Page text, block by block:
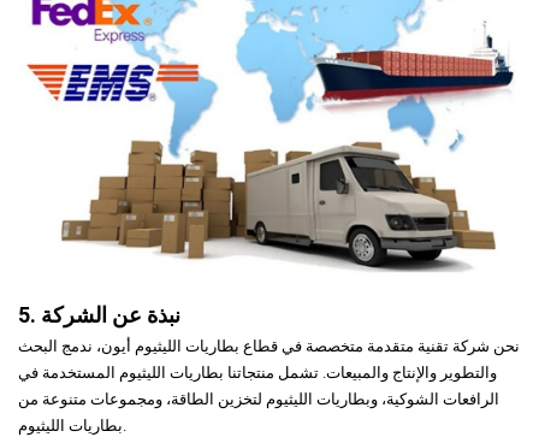
5. نبذة عن الشركة
نحن شركة تقنية متقدمة متخصصة في قطاع بطاريات الليثيوم أيون، ندمج البحث
والتطوير والإنتاج والمبيعات. تشمل منتجاتنا بطاريات الليثيوم المستخدمة في
الرافعات الشوكية، وبطاريات الليثيوم لتخزين الطاقة، ومجموعات متنوعة من